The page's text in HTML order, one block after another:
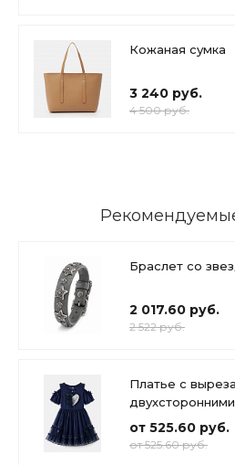
Кожаная сумка
3 240 руб.
4 500 руб.
Браслет со
2 017.60 руб.
2 522 руб.
Платье с
от 525.60 руб.
от 525.60 руб.